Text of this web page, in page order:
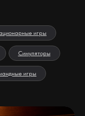
игры
Симуляторы
игры